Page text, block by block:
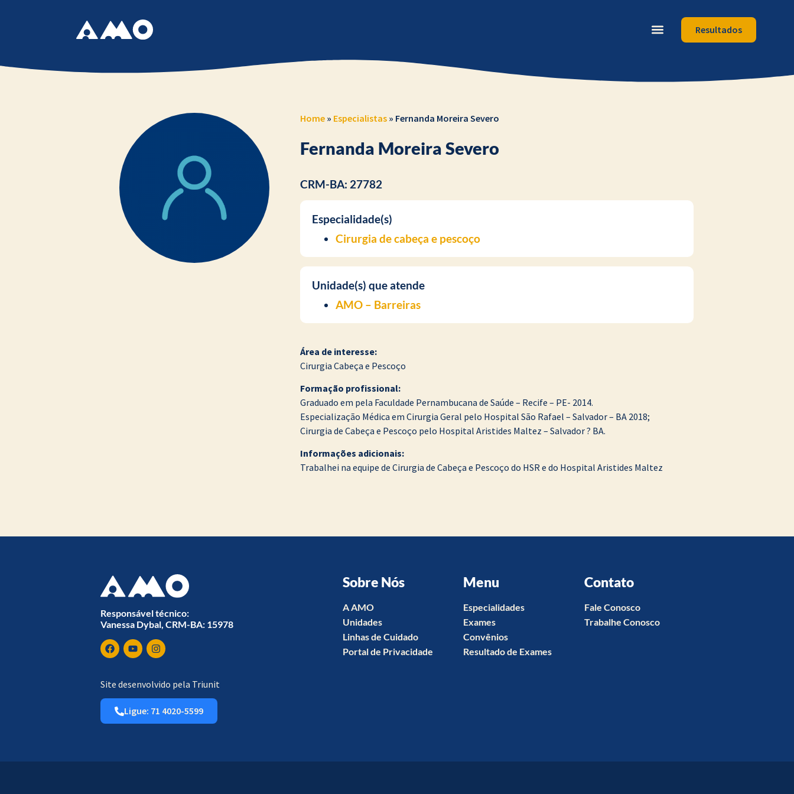
Resultados
Home» Especialistas» Fernanda Moreira Severo
Fernanda Moreira Severo
CRM-BA: 27782
Especialidade(s)
Cirurgia de cabeça e pescoço
Unidade(s) que atende
AMO – Barreiras
Área de interesse:
Cirurgia Cabeça e Pescoço
Formação profissional:
Graduado em pela Faculdade Pernambucana de Saúde – Recife – PE- 2014.
Especialização Médica em Cirurgia Geral pelo Hospital São Rafael – Salvador – BA 2018;
Cirurgia de Cabeça e Pescoço pelo Hospital Aristides Maltez – Salvador ? BA.
Informações adicionais:
Trabalhei na equipe de Cirurgia de Cabeça e Pescoço do HSR e do Hospital Aristides Maltez
Responsável técnico:
Vanessa Dybal, CRM-BA: 15978
Site desenvolvido pela Triunit
Ligue: 71 4020-5599
Sobre Nós
A AMO
Unidades
Linhas de Cuidado
Portal de Privacidade
Menu
Especialidades
Exames
Convênios
Resultado de Exames
Contato
Fale Conosco
Trabalhe Conosco